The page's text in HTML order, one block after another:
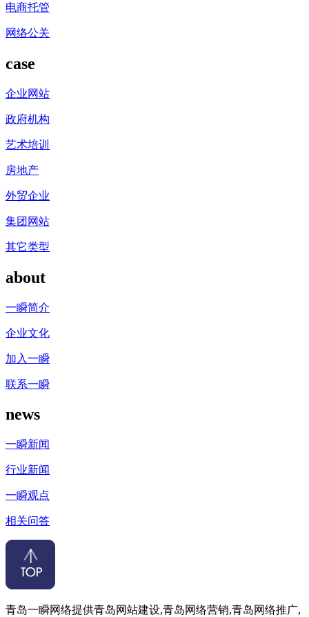
电商托管
网络公关
case
企业网站
政府机构
艺术培训
房地产
外贸企业
集团网站
其它类型
about
一瞬简介
企业文化
加入一瞬
联系一瞬
news
一瞬新闻
行业新闻
一瞬观点
相关问答
青岛一瞬网络提供青岛网站建设,青岛网络营销,青岛网络推广,